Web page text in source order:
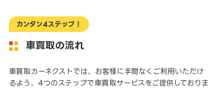
カンタン4ステップ！
車買取の流れ
車買取カーネクストでは、お客様に手間なくご利用いただけ
るよう、4つのステップで車買取サービスをご提供しておりま